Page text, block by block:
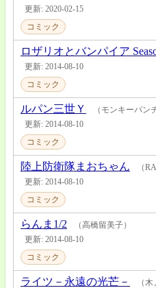
更新: 2020-02-15
コミック
ロザリオとバンパイア
更新: 2014-08-10
コミック
ルパン三世Ｙ
（モンキーパン
更新: 2014-08-10
コミック
陸上防衛隊まおちゃん
（
更新: 2014-08-10
コミック
らんま1/2
（高橋留美子）
更新: 2014-08-10
コミック
ライツ－永遠の光芒－
（